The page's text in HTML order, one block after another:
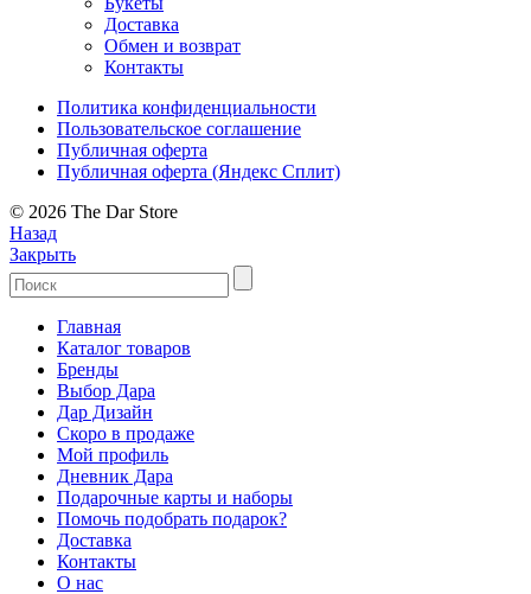
Доставка
Обмен и возврат
Контакты
Политика конфиденциальности
Пользовательское соглашение
Публичная оферта
Публичная оферта (Яндекс Сплит)
© 2026 The Dar Store
Назад
Закрыть
Главная
Каталог товаров
Бренды
Выбор Дара
Дар Дизайн
Скоро в продаже
Мой профиль
Дневник Дара
Подарочные карты и наборы
Помочь подобрать подарок?
Доставка
Контакты
О нас